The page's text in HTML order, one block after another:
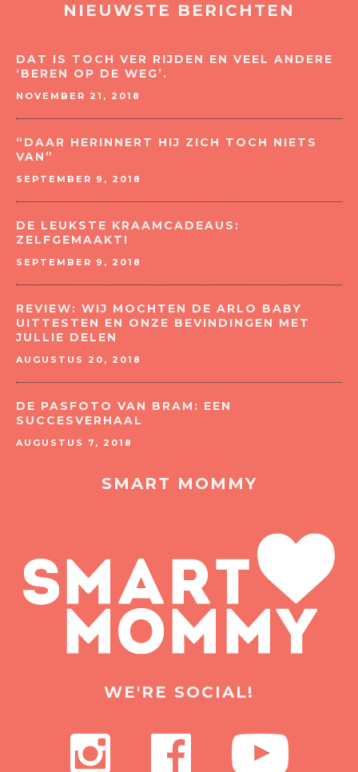
NIEUWSTE BERICHTEN
DAT IS TOCH VER RIJDEN EN VEEL ANDERE
‘BEREN OP DE WEG’.
NOVEMBER 21, 2018
“DAAR HERINNERT HIJ ZICH TOCH NIETS
VAN”
SEPTEMBER 9, 2018
DE LEUKSTE KRAAMCADEAUS:
ZELFGEMAAKT!
SEPTEMBER 9, 2018
REVIEW: WIJ MOCHTEN DE ARLO BABY
UITTESTEN EN ONZE BEVINDINGEN MET
JULLIE DELEN
AUGUSTUS 20, 2018
DE PASFOTO VAN BRAM: EEN
SUCCESVERHAAL
AUGUSTUS 7, 2018
SMART MOMMY
WE'RE SOCIAL!